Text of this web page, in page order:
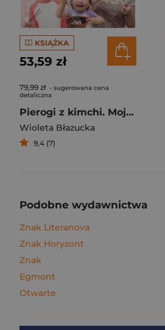
KSIĄŻKA
53,59 zł
79,99 zł - sugerowana cena
detaliczna
Pierogi z kimchi. Moje ulubione azjatyckie przepisy
Wioleta Błazucka
9,4 (7)
Podobne wydawnictwa
Znak Literanova
Znak Horyzont
Znak
Egmont
Otwarte